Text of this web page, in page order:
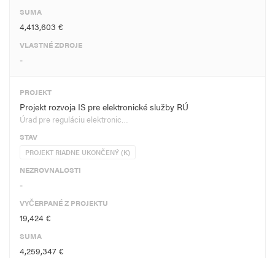
SUMA
4,413,603 €
VLASTNÉ ZDROJE
-
PROJEKT
Projekt rozvoja IS pre elektronické služby RÚ
Úrad pre reguláciu elektronic…
STAV
PROJEKT RIADNE UKONČENÝ (K)
NEZROVNALOSTI
-
VYČERPANÉ Z PROJEKTU
19,424 €
SUMA
4,259,347 €